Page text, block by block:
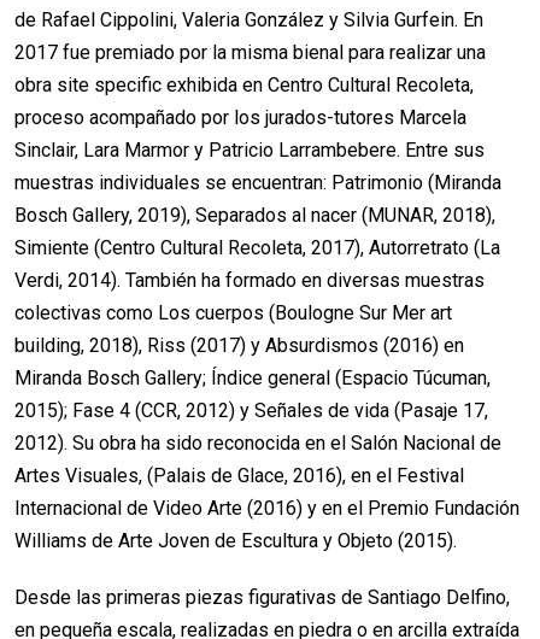
de Rafael Cippolini, Valeria González y Silvia Gurfein. En
2017 fue premiado por la misma bienal para realizar una
obra site specific exhibida en Centro Cultural Recoleta,
proceso acompañado por los jurados-tutores Marcela
Sinclair, Lara Marmor y Patricio Larrambebere. Entre sus
muestras individuales se encuentran: Patrimonio (Miranda
Bosch Gallery, 2019), Separados al nacer (MUNAR, 2018),
Simiente (Centro Cultural Recoleta, 2017), Autorretrato (La
Verdi, 2014). También ha formado en diversas muestras
colectivas como Los cuerpos (Boulogne Sur Mer art
building, 2018), Riss (2017) y Absurdismos (2016) en
Miranda Bosch Gallery; Índice general (Espacio Túcuman,
2015); Fase 4 (CCR, 2012) y Señales de vida (Pasaje 17,
2012). Su obra ha sido reconocida en el Salón Nacional de
Artes Visuales, (Palais de Glace, 2016), en el Festival
Internacional de Video Arte (2016) y en el Premio Fundación
Williams de Arte Joven de Escultura y Objeto (2015).
Desde las primeras piezas figurativas de Santiago Delfino,
en pequeña escala, realizadas en piedra o en arcilla extraída